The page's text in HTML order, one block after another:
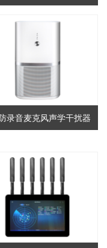
录音麦克风声学干扰器